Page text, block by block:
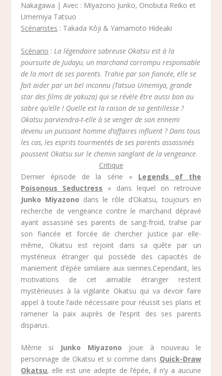
Nakagawa | Avec : Miyazono Junko, Onobuta Reiko et
Umemiya Tatsuo
Scénaristes : Takada Kôji & Yamamoto Hideaki
Scénario : La légendaire sabreuse Okatsu est à la
poursuite de Judayu, un marchand corrompu responsable
de la mort de ses parents. Trahie par son fiancée, elle se
fait aider par un bel inconnu (Tatsuo Umemiya, grande
star des films de yakuza) qui se révèle être aussi bon au
sabre qu’elle ! Quelle est la raison de sa gentillesse ?
Okatsu parviendra-t-elle à se venger de son ennemi
devenu un puissant homme d’affaires influent ? Dans tous
les cas, les esprits tourmentés de ses parents assassinés
poussent Okatsu sur le chemin sanglant de la vengeance.
Critique
Dernier épisode de la série « Legends of the
Poisonous Seductress » dans lequel on retrouve
Junko Miyazono dans le rôle d’Okatsu, toujours en
recherche de vengeance contre le marchand dépravé
ayant assassiné ses parents de sang-froid, trahie par
son fiancée et forcée de chercher justice par elle-
même, Okatsu est rejoint dans sa quête par un
mystérieux étranger qui possède des capacités de
maniement d’épée similaire aux siennes.Cependant, les
motivations de cet aimable étranger restent
mystérieuses à la vigilante Okatsu qui va devoir faire
appel à toute l’aide nécessaire pour réussit ses plans et
ramener la paix auprès de l’esprit des ses parents
disparus.
Même si Junko Miyazono joue à nouveau le
personnage de Okatsu et si comme dans Quick-Draw
Okatsu, elle est une adepte de l’épée, il n’y a aucune